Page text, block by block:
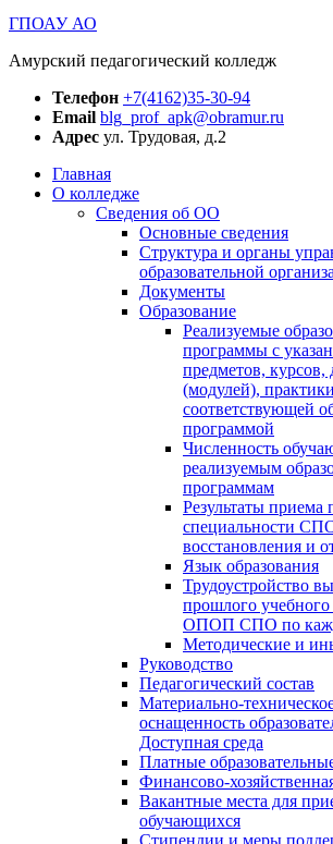
ГПОАУ АО
Амурский педагогический колледж
Телефон +7(4162)35-30-94
Email blg_prof_apk@obramur.ru
Адрес ул. Трудовая, д.2
Главная
О колледже
Сведения об ОО
Основные сведения
Структура и органы
образовательной
Документы
Образование
Реализуемые
программы с
предметов,
(модулей),
соответствующей
программой
Численность
реализуемым
программам
Результаты приема
специальности
восстановления и
Язык образования
Трудоустройство
прошлого
ОПОП СПО по
Методические и
Руководство
Педагогический состав
Материально-
оснащенность
Доступная среда
Платные
Финансово-
Вакантные места для
обучающихся
Стипендии и меры